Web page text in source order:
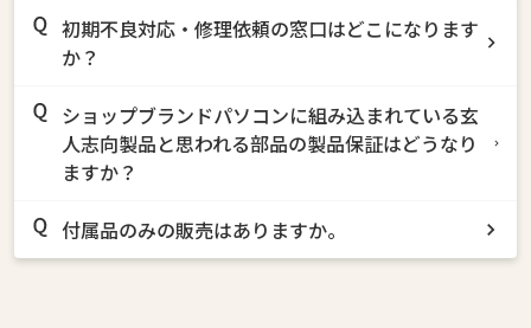
初期不良対応・修理依頼の窓口はどこになります
か？
ショップブランドパソコンに組み込まれている玄
人志向製品と思われる部品の製品保証はどうなり
ますか？
付属品のみの販売はありますか。